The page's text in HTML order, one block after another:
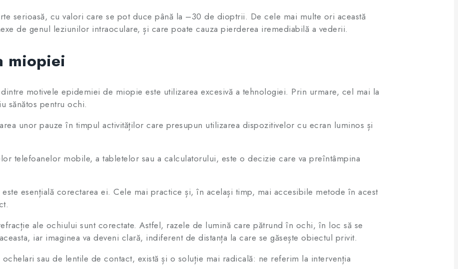
serioasă, cu valori care se pot duce până la –30 de dioptrii. De cele mai multe ori această
de genul leziunilor intraoculare, și care poate cauza pierderea iremediabilă a vederii.
miopiei
motivele epidemiei de miopie este utilizarea excesivă a tehnologiei. Prin urmare, cel mai la
sănătos pentru ochi.
unor pauze în timpul activităților care presupun utilizarea dispozitivelor cu ecran luminos și
telefoanelor mobile, a tabletelor sau a calculatorului, este o decizie care va preîntâmpina
esențială corectarea ei. Cele mai practice și, în același timp, mai accesibile metode în acest
ale ochiului sunt corectate. Astfel, razele de lumină care pătrund în ochi, în loc să se
iar imaginea va deveni clară, indiferent de distanța la care se găsește obiectul privit.
sau de lentile de contact, există și o soluție mai radicală: ne referim la intervenția